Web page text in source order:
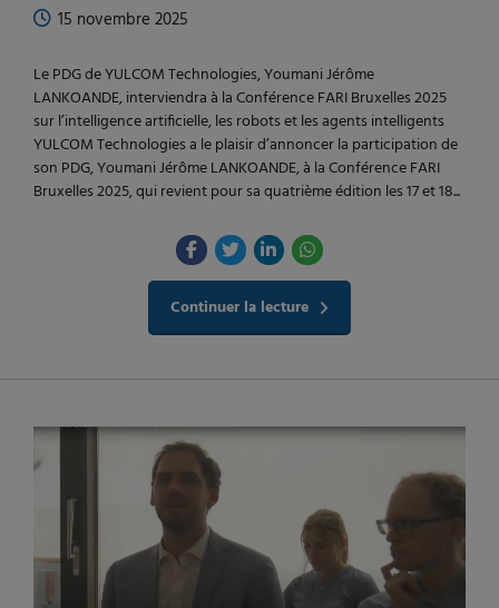
15 novembre 2025
Le PDG de YULCOM Technologies, Youmani Jérôme
LANKOANDE, interviendra à la Conférence FARI Bruxelles 2025
sur l’intelligence artificielle, les robots et les agents intelligents
YULCOM Technologies a le plaisir d’annoncer la participation de
son PDG, Youmani Jérôme LANKOANDE, à la Conférence FARI
Bruxelles 2025, qui revient pour sa quatrième édition les 17 et 18...
Continuer la lecture